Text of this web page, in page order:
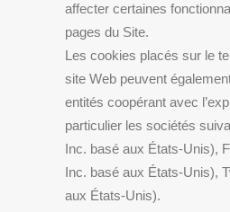
affecter certaines
pages du Site.
Les cookies placés sur le
site Web peuvent
entités coopérant avec
particulier les sociétés
Inc. basé aux États-Unis),
Inc. basé aux États-Unis),
aux États-Unis).